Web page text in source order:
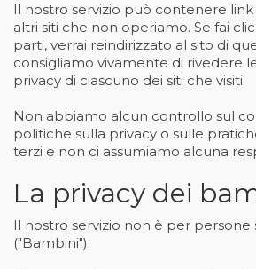
Il nostro servizio può contenere
altri siti che non operiamo. Se fai
parti, verrai reindirizzato al sito di
consigliamo vivamente di rivedere
privacy di ciascuno dei siti che visiti.
Non abbiamo alcun controllo sul
politiche sulla privacy o sulle
terzi e non ci assumiamo alcuna
La privacy dei
Il nostro servizio non è per persone
("Bambini").